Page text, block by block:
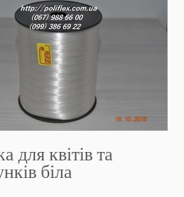
для квітів та
біла